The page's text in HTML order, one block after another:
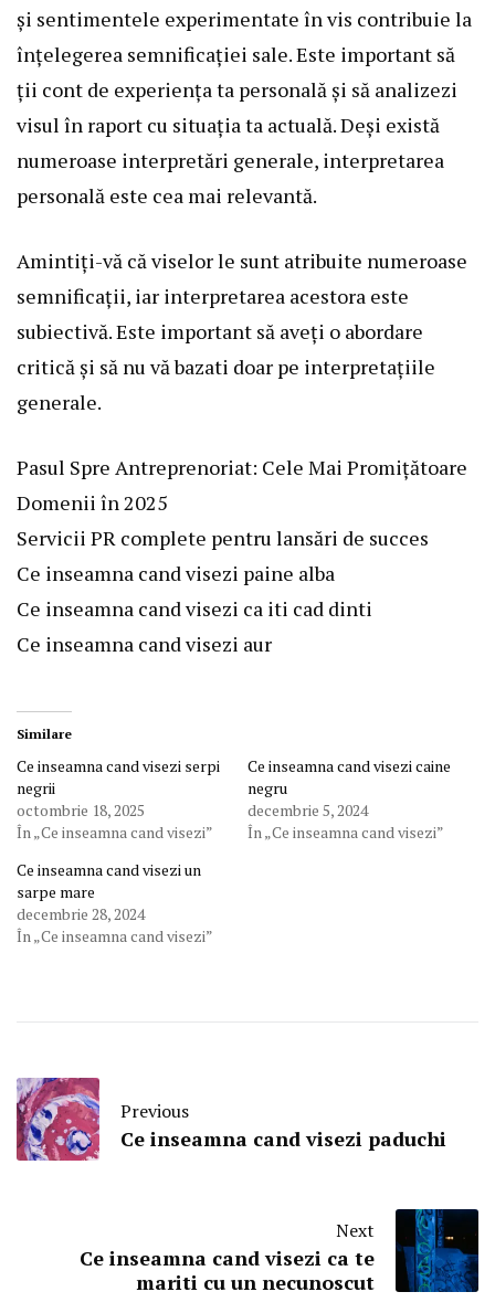
și sentimentele experimentate în vis contribuie la
înțelegerea semnificației sale. Este important să
ții cont de experiența ta personală și să analizezi
visul în raport cu situația ta actuală. Deși există
numeroase interpretări generale, interpretarea
personală este cea mai relevantă.
Amintiți-vă că viselor le sunt atribuite numeroase
semnificații, iar interpretarea acestora este
subiectivă. Este important să aveți o abordare
critică și să nu vă bazati doar pe interpretațiile
generale.
Pasul Spre Antreprenoriat: Cele Mai Promițătoare
Domenii în 2025
Servicii PR complete pentru lansări de succes
Ce inseamna cand visezi paine alba
Ce inseamna cand visezi ca iti cad dinti
Ce inseamna cand visezi aur
Similare
Ce inseamna cand visezi serpi
negrii
octombrie 18, 2025
În „Ce inseamna cand visezi”
Ce inseamna cand visezi caine
negru
decembrie 5, 2024
În „Ce inseamna cand visezi”
Ce inseamna cand visezi un
sarpe mare
decembrie 28, 2024
În „Ce inseamna cand visezi”
Previous
Ce inseamna cand visezi paduchi
Next
Ce inseamna cand visezi ca te
mariti cu un necunoscut